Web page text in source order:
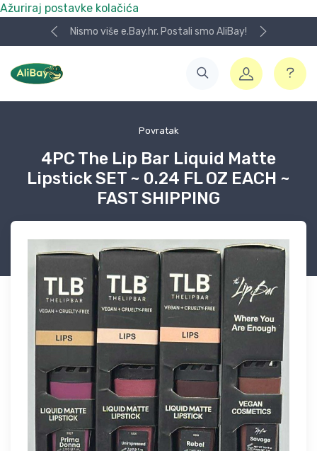
Ažuriraj postavke kolačića
Nismo više e.Bay.hr. Postali smo AliBay!
Povratak
4PC The Lip Bar Liquid Matte
Lipstick SET ~ 0.24 FL OZ EACH ~
FAST SHIPPING